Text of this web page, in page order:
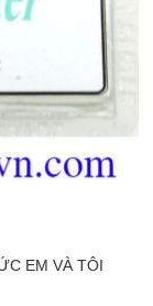
EM VÀ TÔI